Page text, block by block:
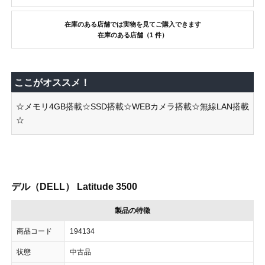
在庫のある店舗では実物を見てご購入できます
在庫のある店舗（1 件）
ここがオススメ！
☆メモリ4GB搭載☆SSD搭載☆WEBカメラ搭載☆無線LAN搭載
☆
デル（DELL） Latitude 3500
製品の特徴
商品コード 194134
状態 中古品